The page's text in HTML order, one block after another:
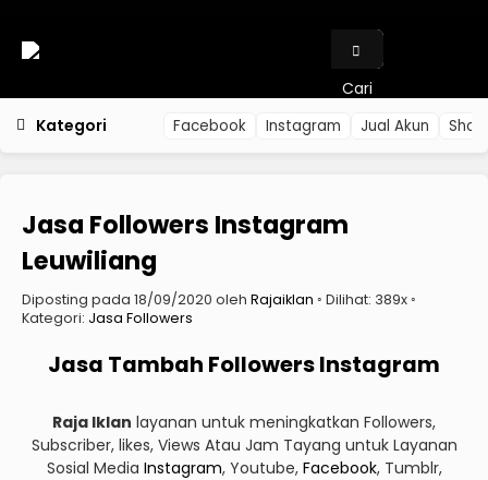
Cari
Kategori
Facebook Instagram Jual Akun
Jasa Followers Instagram
Leuwiliang
Diposting pada 18/09/2020 oleh Rajaiklan ◦ Dilihat: 389x ◦
Kategori: Jasa Followers
Jasa Tambah Followers Instagram
Raja Iklan layanan untuk meningkatkan Followers,
Subscriber, likes, Views Atau Jam Tayang untuk Layanan
Sosial Media Instagram, Youtube, Facebook, Tumblr,